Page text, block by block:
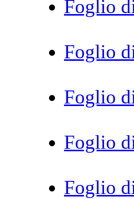
Foglio
Foglio
Foglio
Foglio
Foglio